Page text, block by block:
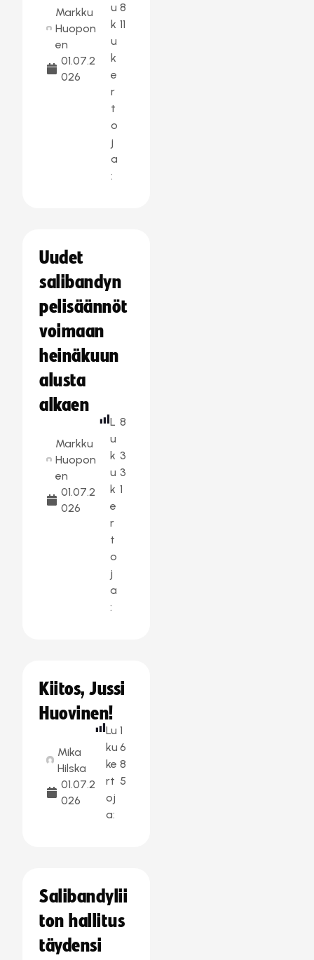
Markku
Huopon
en
01.07.2
026
u
k
u
k
e
r
t
o
j
a
:
8
11
Uudet
salibandyn
pelisäännöt
voimaan
heinäkuun
alusta
alkaen
Markku
Huopon
en
01.07.2
026
L
u
k
u
k
e
r
t
o
j
a
:
8
3
3
1
Kiitos, Jussi
Huovinen!
Mika
Hilska
01.07.2
026
Lu
ku
ke
rt
oj
a:
1
6
8
5
Salibandylii
ton hallitus
täydensi